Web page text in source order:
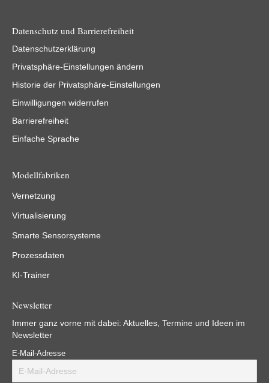
Datenschutz und Barrierefreiheit
Datenschutzerklärung
Privatsphäre-Einstellungen ändern
Historie der Privatsphäre-Einstellungen
Einwilligungen widerrufen
Barrierefreiheit
Einfache Sprache
Modellfabriken
Vernetzung
Virtualisierung
Smarte Sensorsysteme
Prozessdaten
KI-Trainer
Newsletter
Immer ganz vorne mit dabei: Aktuelles, Termine und Ideen im
Newsletter
E-Mail-Adresse